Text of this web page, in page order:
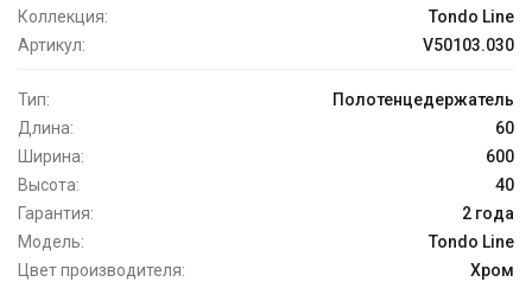
Коллекция:
Tondo Line
Артикул:
V50103.030
Тип:
Полотенцедержатель
Длина:
60
Ширина:
600
Высота:
40
Гарантия:
2 года
Модель:
Tondo Line
Цвет производителя:
Хром